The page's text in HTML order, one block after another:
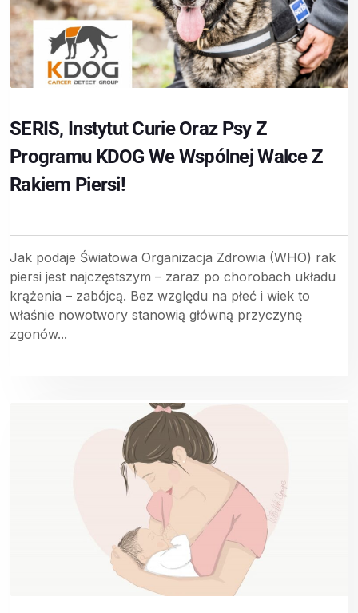
SERIS, Instytut Curie Oraz Psy Z
Programu KDOG We Wspólnej Walce Z
Rakiem Piersi!
Jak podaje Światowa Organizacja Zdrowia (WHO) rak
piersi jest najczęstszym – zaraz po chorobach układu
krążenia – zabójcą. Bez względu na płeć i wiek to
właśnie nowotwory stanowią główną przyczynę
zgonów...